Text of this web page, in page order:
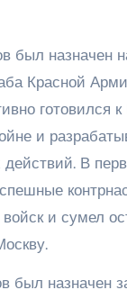
был назначен
Красной
готовился
и
действий. В
и сумел
был назначен